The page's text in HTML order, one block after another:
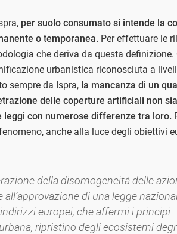
per suolo consumato si intende la
o temporanea. Per effettuare le
che deriva da questa definizione.
urbanistica riconosciuta a
sempre da Ispra, la mancanza di un
delle coperture artificiali non
con numerose differenze tra loro.
anche alla luce degli obiettivi
della disomogeneità delle
di una legge
europei, che affermi i principi
ripristino degli ecosistemi